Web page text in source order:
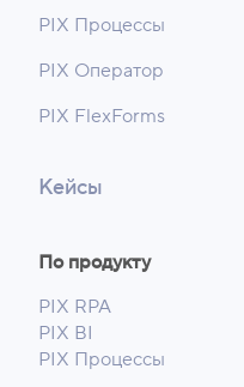
PIX Процессы
PIX Оператор
PIX FlexForms
Кейсы
По продукту
PIX RPA
PIX BI
PIX Процессы